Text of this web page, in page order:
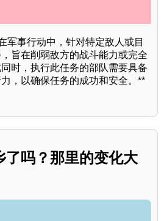
军事行动中，针对特定敌人或目
旨在削弱敌方的战斗能力或完全
时，执行此任务的部队需要具备
，以确保任务的成功和安全。**
了吗？那里的变化大